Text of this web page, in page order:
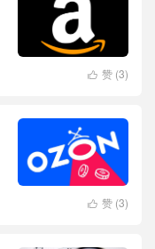
 赞 (3)
 赞 (3)